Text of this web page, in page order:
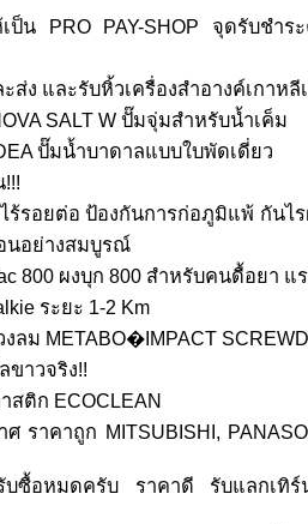
ป็น PRO PAY-SHOP จุดรับชำร
ส่ง และรับหิ้วเครื่องสำอางค์เกาหลี
SALT W ปั๊มจุ่มสำหรับน้ำเค็ม
ปั๊มน้ำบาดาลแบบใบพัดเดี่ยว
ร้รอยต่อ ป้องกันการก่อภูมิแพ้ กัน
นอย่างสมบูรณ์
800 ผงบุก 800 สำหรับคนดื้อยา แ
ระยะ 1-2 Km
ม METABO�IMPACT
ขาวจริง!!
สติก ECOCLEAN
ราคาถูก MITSUBISHI,
อหมดครับ ราคาดี รับแลกเทิร์น